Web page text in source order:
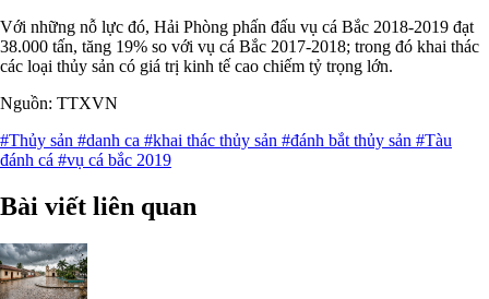
Với những nỗ lực đó, Hải Phòng phấn đấu vụ cá Bắc 2018-2019 đạt
38.000 tấn, tăng 19% so với vụ cá Bắc 2017-2018; trong đó khai thác
các loại thủy sản có giá trị kinh tế cao chiếm tỷ trọng lớn.
Nguồn: TTXVN
#Thủy sản #danh ca #khai thác thủy sản #đánh bắt thủy sản #Tàu
đánh cá #vụ cá bắc 2019
Bài viết liên quan